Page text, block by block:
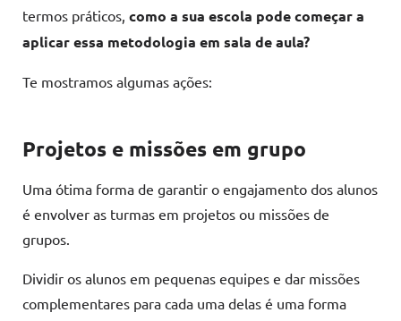
termos práticos, como a sua escola pode começar a
aplicar essa metodologia em sala de aula?
Te mostramos algumas ações:
Projetos e missões em grupo
Uma ótima forma de garantir o engajamento dos alunos
é envolver as turmas em projetos ou missões de
grupos.
Dividir os alunos em pequenas equipes e dar missões
complementares para cada uma delas é uma forma